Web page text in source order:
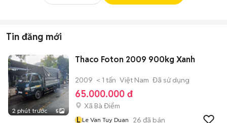
Tin đăng mới
2 phút trước 5
Thaco Foton 2009 900kg Xanh
2009 < 1 tấn Việt Nam Đã sử dụng
65.000.000 đ
Xã Bà Điểm
L Le Van Tuy Duan 26 đã bán